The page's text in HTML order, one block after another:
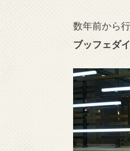
数年前から
ブッフェダ